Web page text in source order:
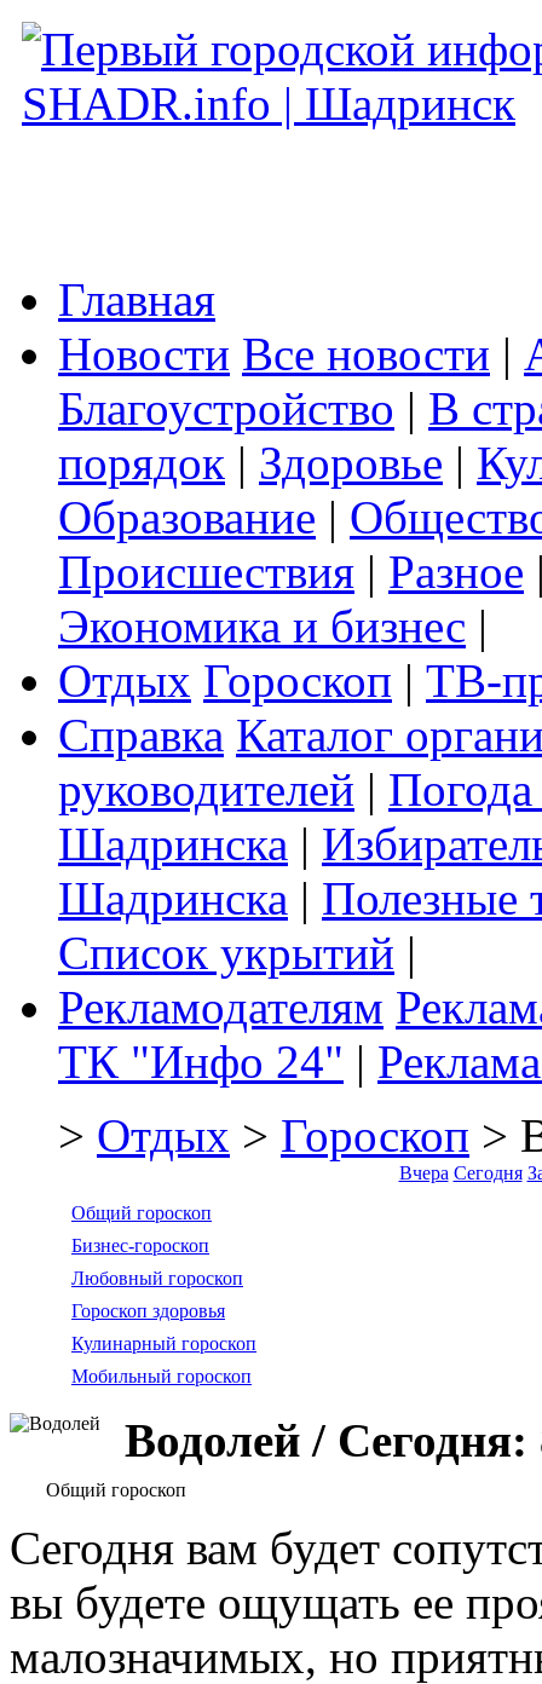
Главная
Новости Все новости |
Благоустройство | В
порядок | Здоровье |
Образование |
Происшествия | Разное
Экономика и бизнес |
Отдых Гороскоп | ТВ-
Справка Каталог
руководителей |
Шадринска |
Шадринска | Полезные
Список укрытий |
Рекламодателям
ТК "Инфо 24" |
> Отдых > Гороскоп >
Вчера Сегодня
Общий гороскоп
Бизнес-гороскоп
Любовный гороскоп
Гороскоп здоровья
Кулинарный гороскоп
Мобильный гороскоп
Водолей / Сегодня:
Общий гороскоп
Сегодня вам будет
вы будете ощущать ее
малозначимых, но